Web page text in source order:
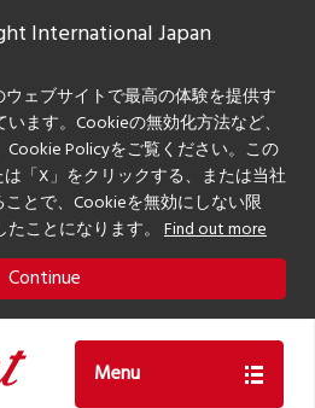
International Japan
ェブサイトで最高の体験を提供す
ます。Cookieの無効化方法など、
Policyをご覧ください。この
「X」をクリックする、または当社
とで、Cookieを無効にしない限
ことになります。 Find out more
Continue
Menu